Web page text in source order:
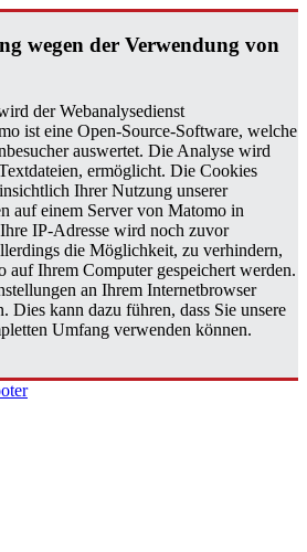
wegen der Ver­wen­dung von
der Webanalysedienst
ist eine Open-Source-Software, welche
auswertet. Die Analyse wird
ermöglicht. Die Cookies
Ihrer Nutzung unserer
auf einem Server von Matomo in
IP-Adresse wird noch zuvor
die Möglichkeit, zu verhindern,
auf Ihrem Computer gespeichert werden.
an Ihrem Internetbrowser
Dies kann dazu führen, dass Sie unsere
Umfang verwenden können.